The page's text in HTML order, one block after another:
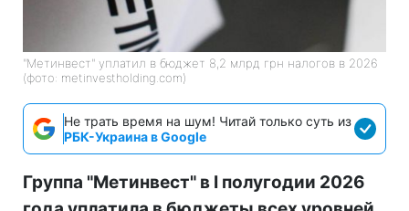
"Метинвест" уплатил в бюджет 8,2 млрд грн налогов в 2026
(фото: metinvestholding.com)
Не трать время на шум! Читай только суть из
РБК-Украина в Google
Группа "Метинвест" в I полугодии 2026